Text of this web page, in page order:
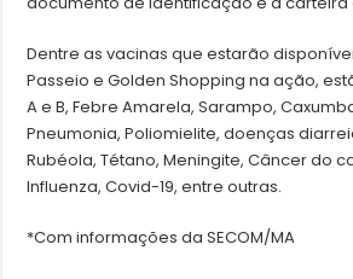
Dentre as vacinas que estarão
Passeio e Golden Shopping na ação,
A e B, Febre Amarela, Sarampo,
Pneumonia, Poliomielite, doenças
Rubéola, Tétano, Meningite, Câncer do
Influenza, Covid-19, entre outras.
*Com informações da SECOM/MA